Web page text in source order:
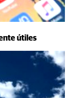
útiles